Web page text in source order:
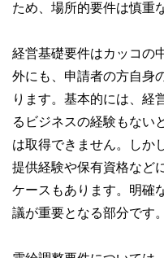
ため、場所的要件は慎重
経営基礎要件はカッコの
外にも、申請者の方自身
ります。基本的には、経
るビジネスの経験もない
は取得できません。しか
提供経験や保有資格など
ケースもあります。明確
議が重要となる部分です。